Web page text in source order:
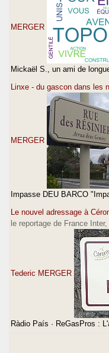
MERGER
Mickaël S., un ami de
Linxe - du gascon dans les
MERGER
Impasse DEU BARCO
Le nouvel adressage à
le reportage de France
Tederic MERGER
Ràdio País · ReGasPros :